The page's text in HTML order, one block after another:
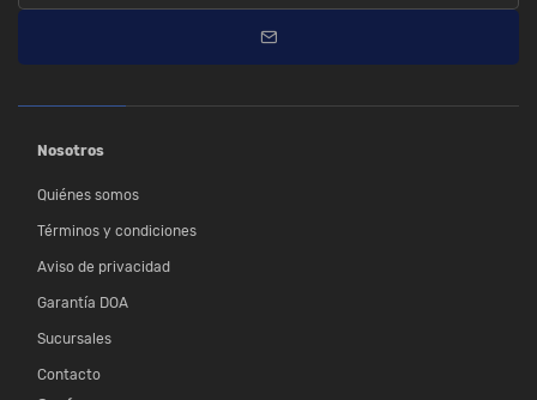
Nosotros
Quiénes somos
Términos y condiciones
Aviso de privacidad
Garantía DOA
Sucursales
Contacto